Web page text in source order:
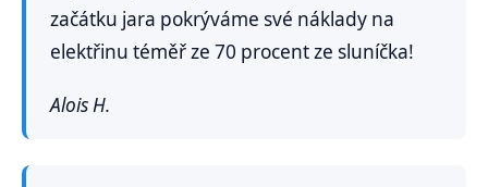
začátku jara pokrýváme své náklady na
elektřinu téměř ze 70 procent ze sluníčka!
Alois H.